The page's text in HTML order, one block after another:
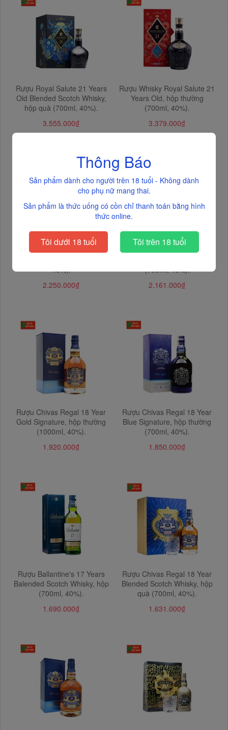
Rượu Royal Salute 21 Years
Old Blended Scotch Whisky,
hộp quà (700ml, 40%).
3.555.000₫
Rượu Whisky Royal Salute 21
Years Old, hộp thường
(700ml, 40%).
3.379.000₫
Rượu The Singleton of Glend
40%).
2.250.000₫
Rượu Ballantine's 21 Years
(700ml, 40%).
2.161.000₫
Rượu Chivas Regal 18 Year
Gold Signature, hộp thường
(1000ml, 40%).
1.920.000₫
Rượu Chivas Regal 18 Year
Blue Signature, hộp thường
(700ml, 40%).
1.850.000₫
Rượu Ballantine's 17 Years
Balended Scotch Whisky, hộp
(700ml, 40%).
1.690.000₫
Rượu Chivas Regal 18 Year
Blended Scotch Whisky, hộp
quà (700ml, 40%).
1.631.000₫
Thông Báo
Sản phẩm dành cho người trên 18 tuổi - Không dành
cho phụ nữ mang thai.
Sản phẩm là thức uống có cồn chỉ thanh toán bằng hình
thức online.
Tôi dưới 18 tuổi Tôi trên 18 tuổi